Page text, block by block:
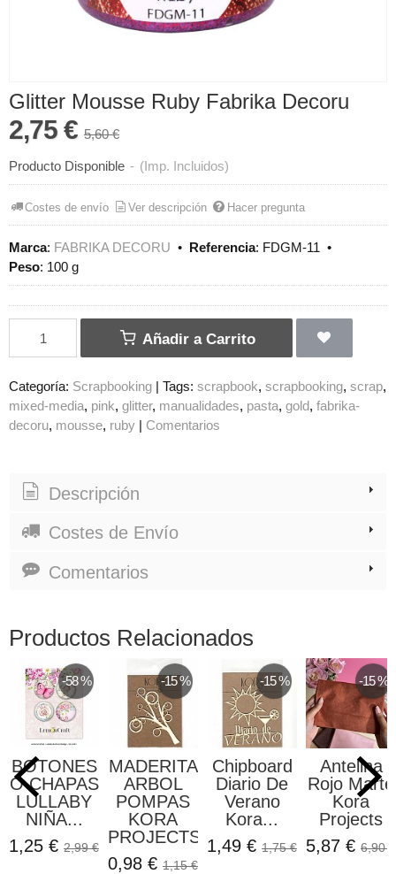
Glitter Mousse Ruby Fabrika Decoru
2,75 € 5,60 €
Producto Disponible - (Imp. Incluidos)
Costes de envío Ver descripción Hacer pregunta
Marca: FABRIKA DECORU • Referencia: FDGM-11 •
Peso: 100 g
Añadir a Carrito
Categoría: Scrapbooking Tags: scrapbook scrapbooking scrap
mixed-media pink glitter manualidades pasta gold fabrika-
decoru mousse ruby Comentarios
Descripción
Costes de Envío
Comentarios
Productos Relacionados
-58 %
BOTONES
O CHAPAS
LULLABY
NIÑA...
1,25 € 2,99 €
-15 %
MADERITA
ARBOL
POMPAS
KORA
PROJECTS
0,98 € 1,15 €
-15 %
Chipboard
Diario De
Verano
Kora...
1,49 € 1,75 €
-15 %
Antelina
Rojo Marte
Kora
Projects
5,87 € 6,90 €